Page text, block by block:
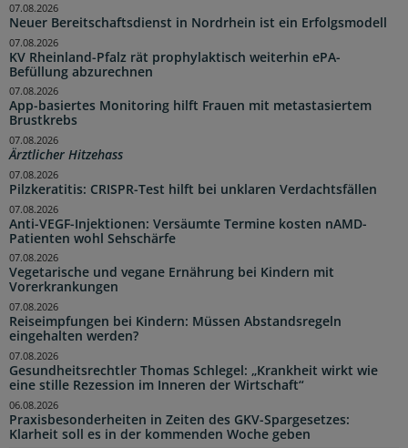
Neuer Bereitschaftsdienst in Nordrhein ist ein Erfolgsmodell
07.08.2026
KV Rheinland-Pfalz rät prophylaktisch weiterhin ePA-
Befüllung abzurechnen
07.08.2026
App-basiertes Monitoring hilft Frauen mit metastasiertem
Brustkrebs
07.08.2026
Ärztlicher Hitzehass
07.08.2026
Pilzkeratitis: CRISPR-Test hilft bei unklaren Verdachtsfällen
07.08.2026
Anti-VEGF-Injektionen: Versäumte Termine kosten nAMD-
Patienten wohl Sehschärfe
07.08.2026
Vegetarische und vegane Ernährung bei Kindern mit
Vorerkrankungen
07.08.2026
Reiseimpfungen bei Kindern: Müssen Abstandsregeln
eingehalten werden?
07.08.2026
Gesundheitsrechtler Thomas Schlegel: „Krankheit wirkt wie
eine stille Rezession im Inneren der Wirtschaft“
07.08.2026
Praxisbesonderheiten in Zeiten des GKV-Spargesetzes:
Klarheit soll es in der kommenden Woche geben
06.08.2026